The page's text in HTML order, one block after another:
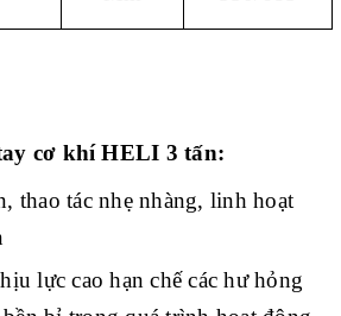
cơ khí HELI 3 tấn:
thao tác nhẹ nhàng, linh hoạt
lực cao hạn chế các hư hỏng